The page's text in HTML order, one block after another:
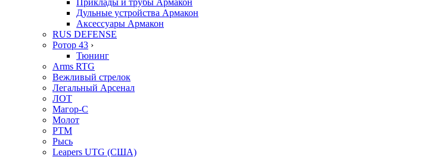
Приклады и трубы Армакон
Дульные устройства Армакон
Аксессуары Армакон
RUS DEFENSE
Ротор 43 ›
Тюнинг
Arms RTG
Вежливый стрелок
Легальный Арсенал
ЛОТ
Магор-С
Молот
РТМ
Рысь
Leapers UTG (США)